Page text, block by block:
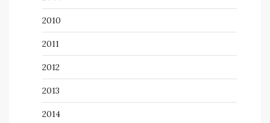
2010
2011
2012
2013
2014